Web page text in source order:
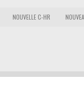
NOUVELLE C-HR